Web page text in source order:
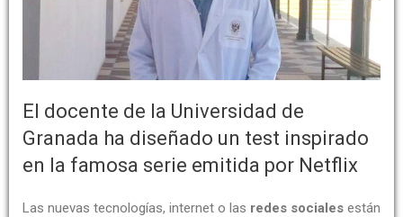
El docente de la Universidad de
Granada ha diseñado un test inspirado
en la famosa serie emitida por Netflix
Las nuevas tecnologías, internet o las redes sociales están